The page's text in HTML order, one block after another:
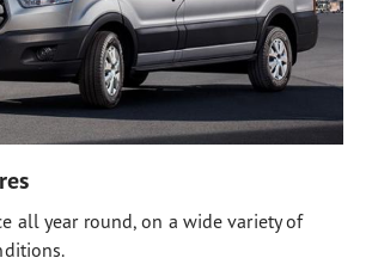
all year round, on a wide variety of